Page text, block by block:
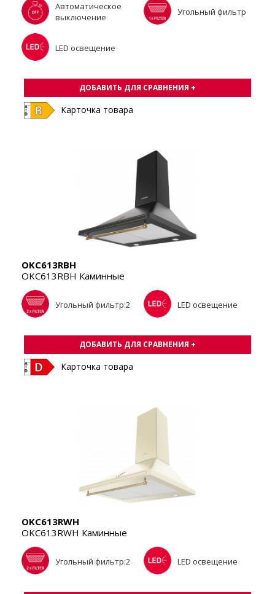
Автоматическое
выключение
Угольный фильтр
LED освещение
ДОБАВИТЬ ДЛЯ СРАВНЕНИЯ +
Карточка товара
OKC613RBH
OKC613RBH Каминные
Угольный фильтр:2 LED освещение
ДОБАВИТЬ ДЛЯ СРАВНЕНИЯ +
Карточка товара
OKC613RWH
OKC613RWH Каминные
Угольный фильтр:2 LED освещение